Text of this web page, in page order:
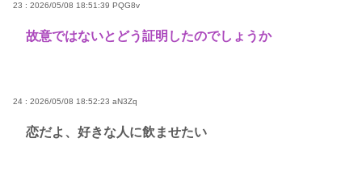
23 : 2026/05/08 18:51:39 PQG8v
故意ではないとどう証明したのでしょうか
24 : 2026/05/08 18:52:23 aN3Zq
恋だよ、好きな人に飲ませたい